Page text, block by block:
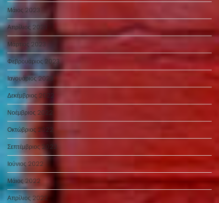
Μάιος 2023
Απρίλιος 2023
Μάρτιος 2023
Φεβρουάριος 2023
Ιανουάριος 2023
Δεκέμβριος 2022
Νοέμβριος 2022
Οκτώβριος 2022
Σεπτέμβριος 2022
Ιούνιος 2022
Μάιος 2022
Απρίλιος 2022